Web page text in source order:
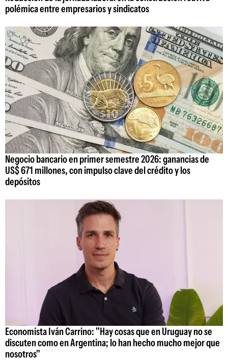
polémica entre empresarios y sindicatos
Negocio bancario en primer semestre 2026: ganancias de
US$ 671 millones, con impulso clave del crédito y los
depósitos
Economista Iván Carrino: "Hay cosas que en Uruguay no se
discuten como en Argentina; lo han hecho mucho mejor que
nosotros"